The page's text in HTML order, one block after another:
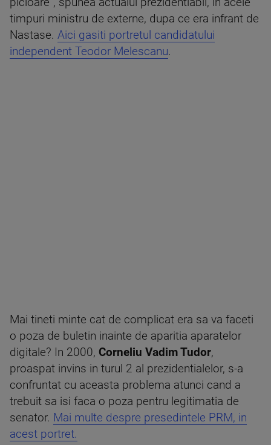
timpuri ministru de externe, dupa ce era infrant de
Nastase. Aici gasiti portretul candidatului
independent Teodor Melescanu.
Mai tineti minte cat de complicat era sa va faceti
o poza de buletin inainte de aparitia aparatelor
digitale? In 2000, Corneliu Vadim Tudor,
proaspat invins in turul 2 al prezidentialelor, s-a
confruntat cu aceasta problema atunci cand a
trebuit sa isi faca o poza pentru legitimatia de
senator. Mai multe despre presedintele PRM, in
acest portret.